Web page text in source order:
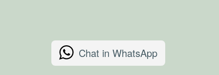
Chat in WhatsApp